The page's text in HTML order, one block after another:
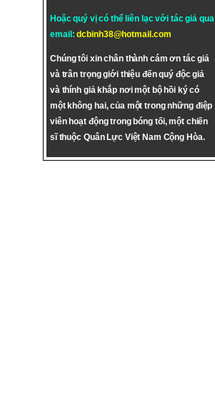
Hoặc quý vị có thể liên lạc với tác giả qua
email:dcbinh38@hotmail.com
Chúng tôi xin chân thành cám ơn tác giả
và trân trọng giới thiệu đến quý độc giả
và thính giả khắp nơi một bộ hồi ký có
một không hai, của một trong những điệp
viên hoạt động trong bóng tối, một chiến
sĩ thuộc Quân Lực Việt Nam Cộng Hòa.